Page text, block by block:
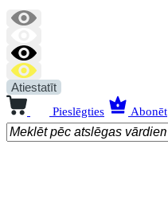
Atiestatīt
Pieslēgties Abonēt